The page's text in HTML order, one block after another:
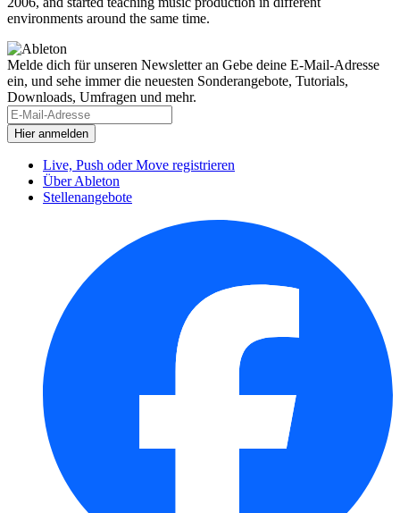
environments around the same time.
Melde dich für unseren Newsletter an Gebe deine E-Mail-Adresse
ein, und sehe immer die neuesten Sonderangebote, Tutorials,
Downloads, Umfragen und mehr.
Live, Push oder Move registrieren
Über Ableton
Stellenangebote